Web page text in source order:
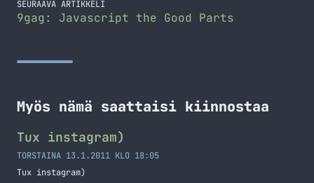
SEURAAVA ARTIKKELI
9gag: Javascript the Good Parts
Myös nämä saattaisi kiinnostaa
Tux instagram)
TORSTAINA 13.1.2011 KLO 18:05
Tux instagram)